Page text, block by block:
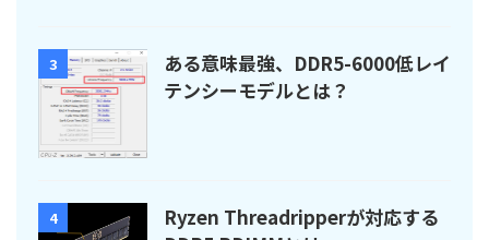
3
ある意味最強、DDR5-6000低レイ
テンシーモデルとは？
4
Ryzen Threadripperが対応する